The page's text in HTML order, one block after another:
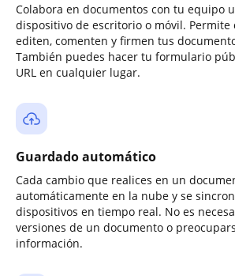
Colabora en documentos con tu equipo
dispositivo de escritorio o móvil. Permite
editen, comenten y firmen tus
También puedes hacer tu formulario
URL en cualquier lugar.
Guardado automático
Cada cambio que realices en un
automáticamente en la nube y se
dispositivos en tiempo real. No es
versiones de un documento o
información.